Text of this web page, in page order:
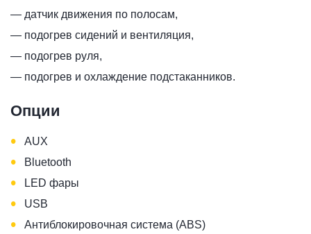
— датчик движения по полосам,
— подогрев сидений и вентиляция,
— подогрев руля,
— подогрев и охлаждение подстаканников.
Опции
• AUX
• Bluetooth
• LED фары
• USB
• Антиблокировочная система (ABS)